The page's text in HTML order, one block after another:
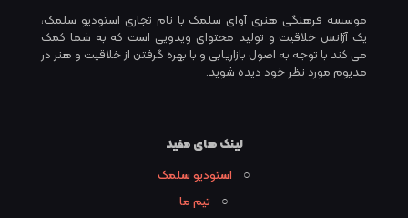
موسسه فرهنگی هنری آوای سلمک با نام تجاری استودیو سلمک،
یک آژانس خلاقیت و تولید محتوای ویدویی است که به شما کمک
می کند با توجه به اصول بازاریابی و با بهره گرفتن از خلاقیت و هنر در
مدیوم مورد نظر خود دیده شوید.
لینک های مفید
○
استودیو سلمک
○
تیم ما